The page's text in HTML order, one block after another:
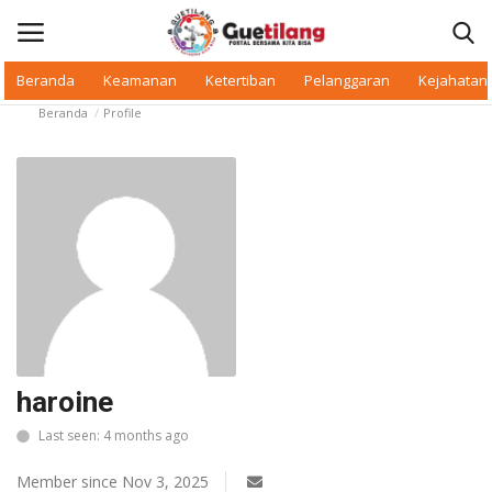
Beranda Keamanan Ketertiban Pelanggaran Kejahatan
Daerah
Makan Bergizi
Warkop Digital
Pelanggaran
Ketertiban
Beranda Profile
haroine
Last seen: 4 months ago
Member since Nov 3, 2025